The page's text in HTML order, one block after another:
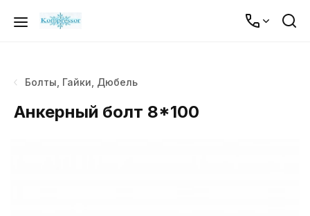
Болты, Гайки, Дюбель
Анкерный болт 8*100